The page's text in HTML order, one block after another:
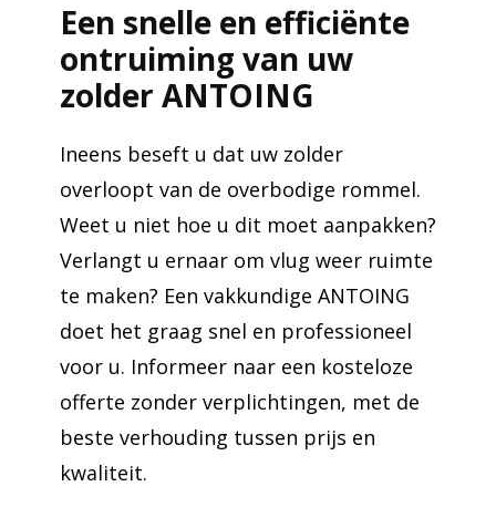
Een snelle en efficiënte
ontruiming van uw
zolder ANTOING
Ineens beseft u dat uw zolder
overloopt van de overbodige rommel.
Weet u niet hoe u dit moet aanpakken?
Verlangt u ernaar om vlug weer ruimte
te maken? Een vakkundige ANTOING
doet het graag snel en professioneel
voor u. Informeer naar een kosteloze
offerte zonder verplichtingen, met de
beste verhouding tussen prijs en
kwaliteit.